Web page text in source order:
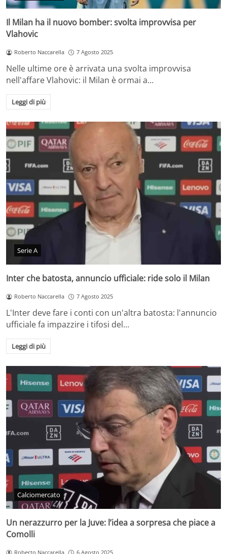
Il Milan ha il nuovo bomber: svolta improvvisa per
Vlahovic
Roberto Naccarella 7 Agosto 2025
Nelle ultime ore è arrivata una svolta improvvisa
nell'affare Vlahovic: il Milan è ormai a…
Leggi di più
Serie A
Inter che batosta, annuncio ufficiale: ride solo il Milan
Roberto Naccarella 7 Agosto 2025
L'Inter deve fare i conti con un'altra batosta: l'annuncio
ufficiale fa impazzire i tifosi del…
Leggi di più
Calciomercato
Un nerazzurro per la Juve: l’idea a sorpresa che piace a
Comolli
Roberto Naccarella 6 Agosto 2025